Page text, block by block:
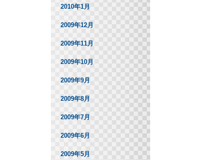
2010年1月
2009年12月
2009年11月
2009年10月
2009年9月
2009年8月
2009年7月
2009年6月
2009年5月